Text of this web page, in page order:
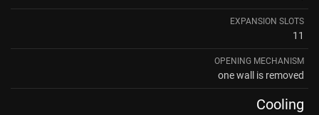
EXPANSION SLOTS
11
OPENING MECHANISM
one wall is removed
Cooling